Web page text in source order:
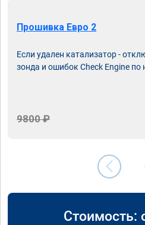
Прошивка Евро 2
Если удален катализатор -
зонда и ошибок Check Engine по
9800 ₽
Стоимость: